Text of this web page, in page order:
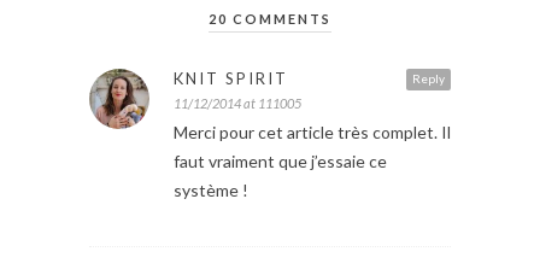
20 COMMENTS
Reply
KNIT SPIRIT
11/12/2014 at 111005
Merci pour cet article très complet. Il
faut vraiment que j’essaie ce
système !